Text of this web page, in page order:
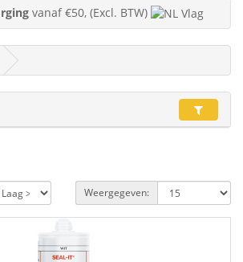
vanaf €50, (Excl. BTW)
Weergegeven: